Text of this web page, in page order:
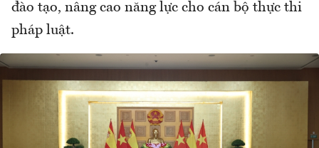
đào tạo, nâng cao năng lực cho cán bộ thực thi
pháp luật.